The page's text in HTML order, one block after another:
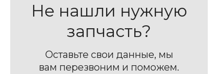
Не нашли нужную
запчасть?
Оставьте свои данные, мы
вам перезвоним и поможем.